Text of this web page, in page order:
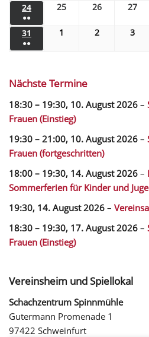
24
●●
25 26 27
31
●●
1 2 3
Nächste Termine
18:30 – 19:30, 10. August 2026 –
Frauen (Einstieg)
19:30 – 21:00, 10. August 2026 –
Frauen (fortgeschritten)
18:00 – 19:30, 14. August 2026 –
Sommerferien für Kinder und
19:30, 14. August 2026 –
18:30 – 19:30, 17. August 2026 –
Frauen (Einstieg)
Vereinsheim und Spiellokal
Schachzentrum Spinnmühle
Gutermann Promenade 1
97422 Schweinfurt